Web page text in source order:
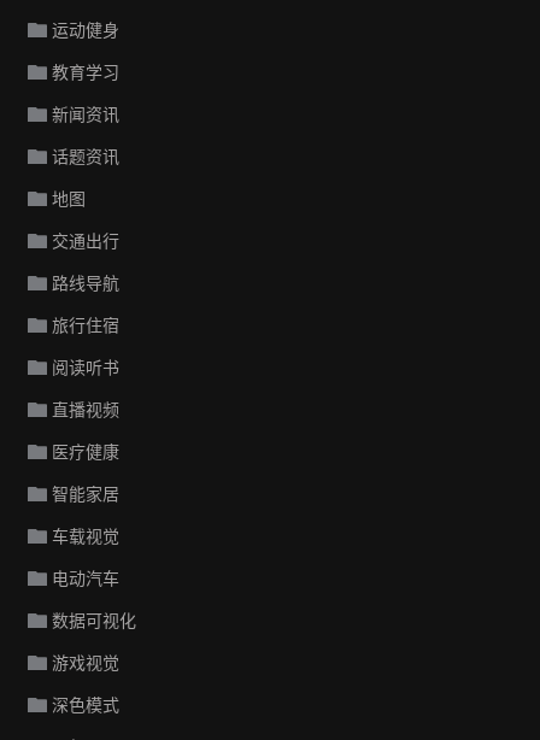
运动健身
教育学习
新闻资讯
话题资讯
地图
交通出行
路线导航
旅行住宿
阅读听书
直播视频
医疗健康
智能家居
车载视觉
电动汽车
数据可视化
游戏视觉
深色模式